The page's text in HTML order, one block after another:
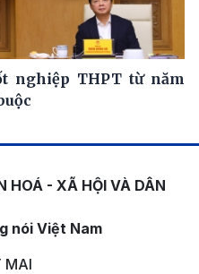
nghiệp THPT từ năm
HOÁ - XÃ HỘI VÀ DÂN
nói Việt Nam
MAI